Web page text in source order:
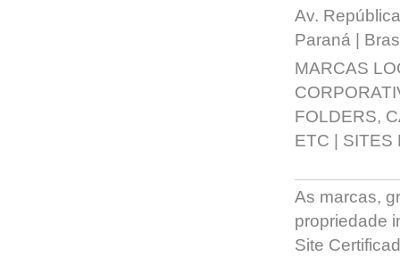
Av.
Paraná |
MARCAS
FOLDERS,
ETC | SITES
As marcas,
propriedade
Site